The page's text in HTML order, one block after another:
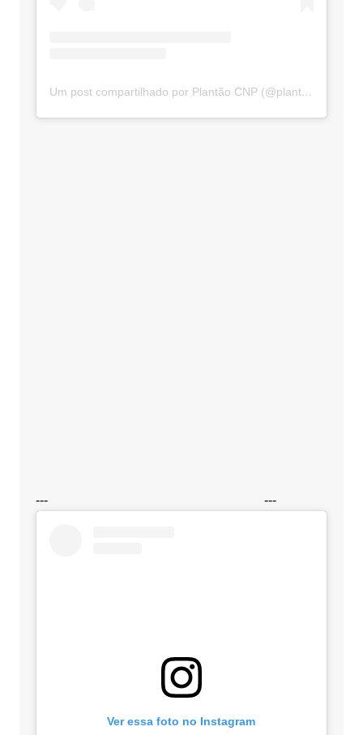
Um post compartilhado por Plantão CNP (@plantaocnp)
--- ---
Ver essa foto no Instagram